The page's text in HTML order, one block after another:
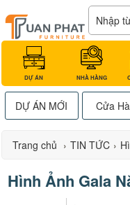
DỰ ÁN NHÀ HÀNG
DỰ ÁN MỚI Cửa
Trang chủ › TIN TỨC ›
Hình Ảnh Gala